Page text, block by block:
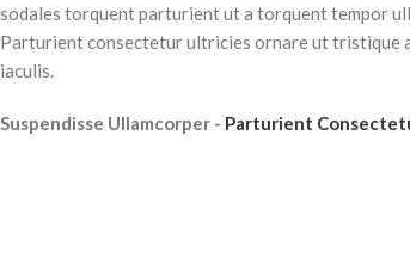
sodales torquent parturient ut a torquent tempor
Parturient consectetur ultricies ornare ut tristique
iaculis.
Suspendisse Ullamcorper - Parturient